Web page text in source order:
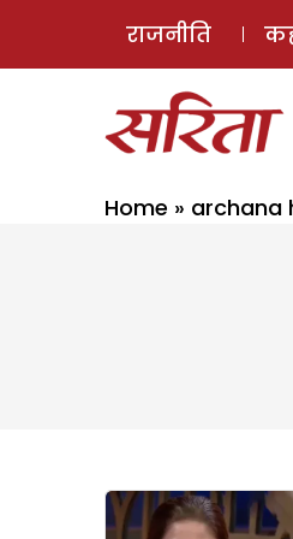
राजनीति
Home » archana